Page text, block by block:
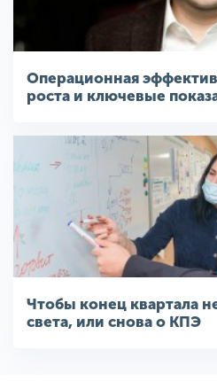
Операционная
роста и ключевые
Чтобы конец квартала
света, или снова о КПЭ